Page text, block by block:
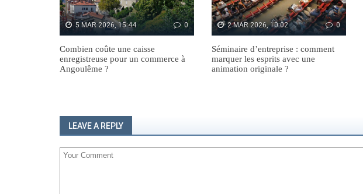
5 MAR 2026, 15:44 0
Combien coûte une caisse
enregistreuse pour un commerce à
Angoulême ?
2 MAR 2026, 10:02 0
Séminaire d’entreprise : comment
marquer les esprits avec une
animation originale ?
LEAVE A REPLY